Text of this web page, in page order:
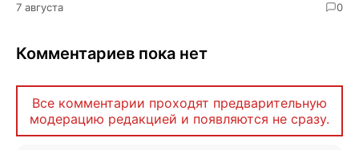
7 августа 0
Комментариев пока нет
Все комментарии проходят предварительную
модерацию редакцией и появляются не сразу.